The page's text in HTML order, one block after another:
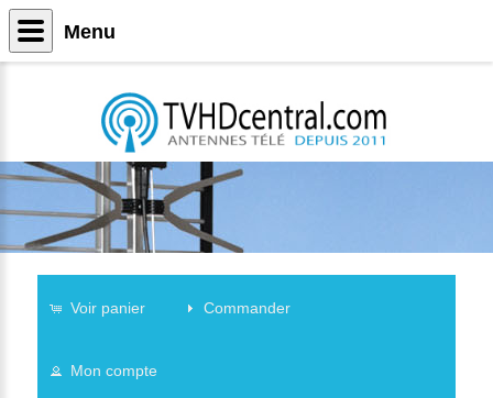
Voir panier Commander
Mon compte
Menu